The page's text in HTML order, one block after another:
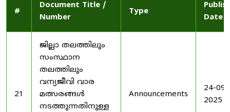
#
Document Title /
Number
Type
Date
21
ജില്ലാ തലത്തിലും
സംസ്ഥാന
തലത്തിലും
വന്യജീവി വാര
മത്സരങ്ങൾ
നടത്തുന്നതിനുള്ള
Announcements
24-09-
2025